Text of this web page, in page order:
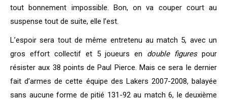
tout bonnement impossible. Bon, on va couper court au
suspense tout de suite, elle l’est.
L’espoir sera tout de même entretenu au match 5, avec un
gros effort collectif et 5 joueurs en double figurespour
résister aux 38 points de Paul Pierce. Mais ce sera le dernier
fait d’armes de cette équipe des Lakers 2007-2008, balayée
sans aucune forme de pitié 131-92 au match 6, le deuxième